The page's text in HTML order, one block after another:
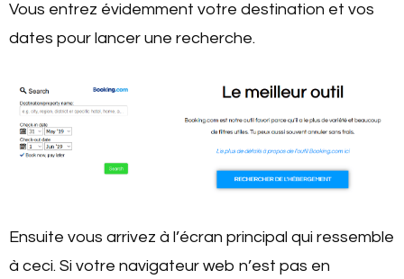
Vous entrez évidemment votre destination et vos
dates pour lancer une recherche.
Ensuite vous arrivez à l’écran principal qui ressemble
à ceci. Si votre navigateur web n’est pas en